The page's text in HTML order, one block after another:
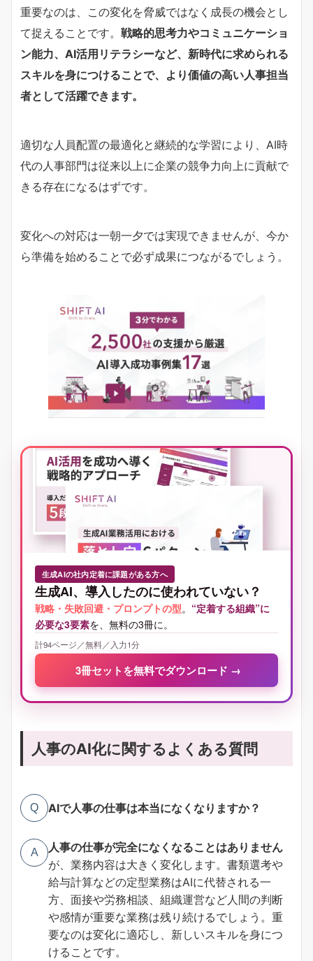
重要なのは、この変化を脅威ではなく成長の機会とし
て捉えることです。 戦略的思考力やコミュニケーショ
ン能力、AI活用リテラシーなど、新時代に求められる
スキルを身につけることで、より価値の高い人事担当
者として活躍できます。
適切な人員配置の最適化と継続的な学習により、AI時
代の人事部門は従来以上に企業の競争力向上に貢献で
きる存在になるはずです。
変化への対応は一朝一夕では実現できませんが、今か
ら準備を始めることで必ず成果につながるでしょう。
生成AIの社内定着に課題がある方へ
生成AI、導入したのに使われていない？
戦略・失敗回避・プロンプトの型。 “定着する組織”に
必要な3要素を、無料の3冊に。
計94ページ／無料／入力1分
3冊セットを無料でダウンロード →
人事のAI化に関するよくある質問
Q AIで人事の仕事は本当になくなりますか？
A
人事の仕事が完全になくなることはありません
が、業務内容は大きく変化します。書類選考や
給与計算などの定型業務はAIに代替される一
方、面接や労務相談、組織運営など人間の判断
や感情が重要な業務は残り続けるでしょう。重
要なのは変化に適応し、新しいスキルを身につ
けることです。